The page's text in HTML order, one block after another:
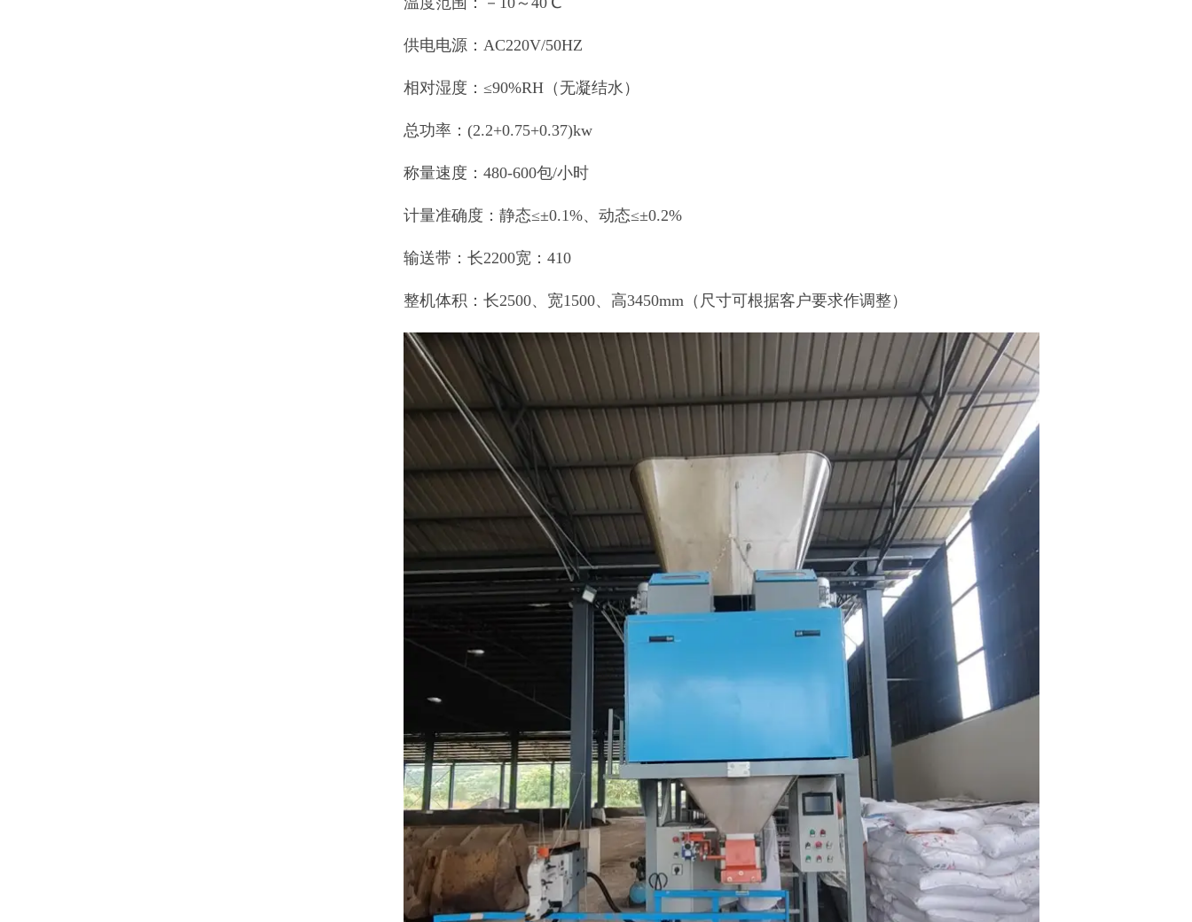
供电电源：AC220V/50HZ
相对湿度：≤90%RH（无凝结水）
总功率：(2.2+0.75+0.37)kw
称量速度：480-600包/小时
计量准确度：静态≤±0.1%、动态≤±0.2%
输送带：长2200宽：410
整机体积：长2500、宽1500、高3450mm（尺寸可根据客户要求作调整）